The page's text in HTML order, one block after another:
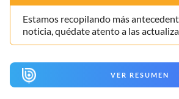
Estamos recopilando más
noticia, quédate atento a las
VER RESUMEN